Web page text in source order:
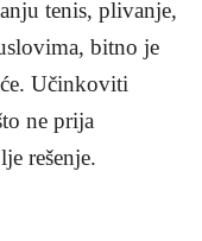
tenis, plivanje,
bitno je
Učinkoviti
ne prija
rešenje.